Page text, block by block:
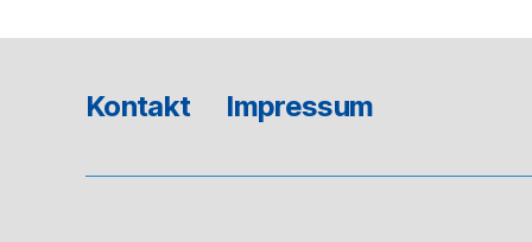
Kontakt Impressum